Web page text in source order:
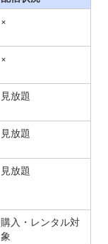
×
×
見放題
見放題
見放題
購入・レンタル対
象